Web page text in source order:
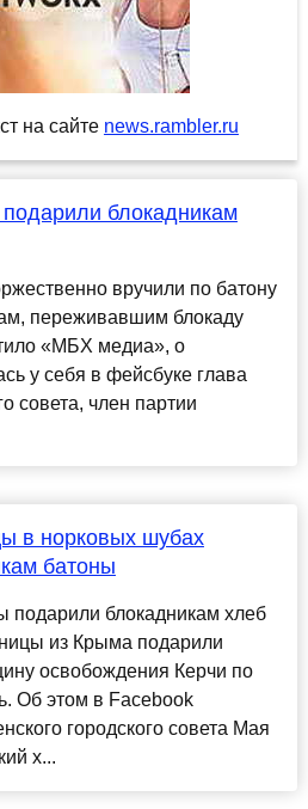
на сайте news.rambler.ru
блокадникам
вручили по батону
переживавшим блокаду
«МБХ медиа», о
у себя в фейсбуке глава
совета, член партии
в норковых шубах
батоны
подарили блокадникам хлеб
из Крыма подарили
освобождения Керчи по
Об этом в Facebook
городского совета Мая
х...